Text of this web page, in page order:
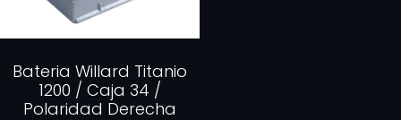
Bateria Willard Titanio
1200 / Caja 34 /
Polaridad Derecha